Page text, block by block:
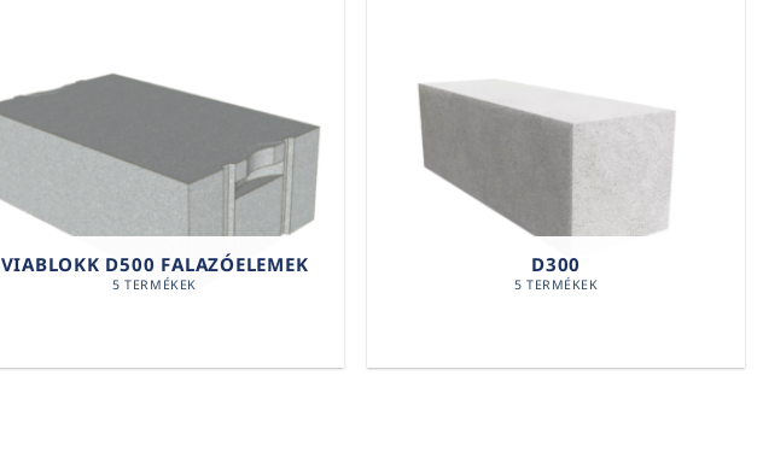
VIABLOKK D500 FALAZÓELEMEK
5 TERMÉKEK
D300
5 TERMÉKEK